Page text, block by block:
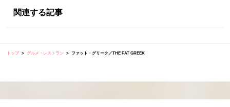
関連する記事
トップ グルメ・レストラン ファット・グリーク／THE FAT GREEK